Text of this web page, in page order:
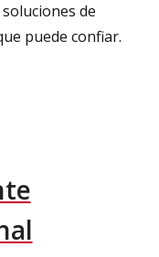
de
puede confiar.